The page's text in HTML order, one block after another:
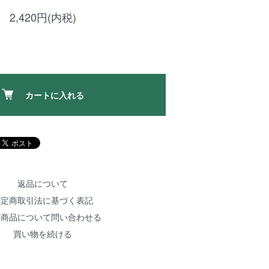
2,420円(内税)
カートに入れる
返品について
商取引法に基づく表記
品について問い合わせる
買い物を続ける